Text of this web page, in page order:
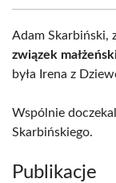
Adam Skarbiński,
związek
była Irena z
Wspólnie
Skarbińskiego.
Publikacje